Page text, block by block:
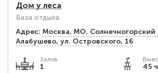
Дом у леса
База отдыха
Адрес: Москва, МО, Солнечногорский
Алабушево, ул. Островского, 16
Залов
1 45